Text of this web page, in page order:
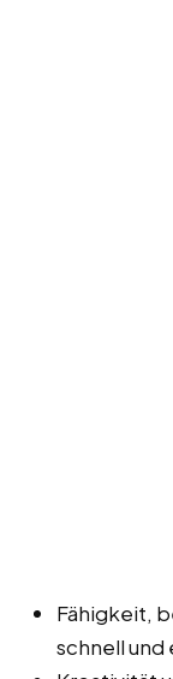
Fähigkeit,
schnell und